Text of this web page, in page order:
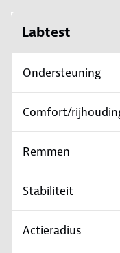
Labtest
Ondersteuning
Comfort/
Remmen
Stabiliteit
Actieradius